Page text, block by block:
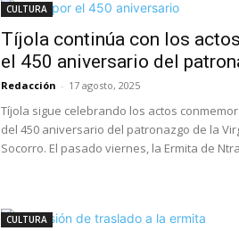
CULTURA
Tíjola continúa con los
el 450 aniversario del
Redacción - 17 agosto, 2025
Tíjola sigue celebrando los actos
del 450 aniversario del patronazgo de la
Socorro. El pasado viernes, la Ermita de
CULTURA